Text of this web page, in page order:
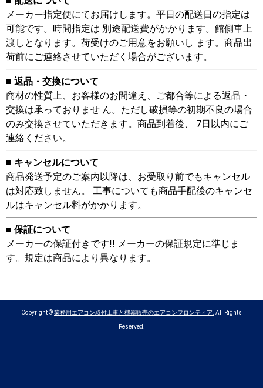
メーカー指定便にてお届けします。平日の配送日の指定は
可能です。時間指定は 別途配送費がかかります。館側車上
渡しとなります。荷受けのご用意をお願いし ます。商品出
荷前にご連絡させていただく場合がございます。
■ 返品・交換について
商材の性質上、お客様のお間違え、ご都合等による返品・
交換は承っておりませ ん。ただし破損等の初期不良の場合
のみ交換させていただきます。商品到着後、 7日以内にご
連絡ください。
■ キャンセルについて
商品発送予定のご案内以降は、お受取り前でもキャンセル
は対応致しません。 工事についても商品手配後のキャンセ
ルはキャンセル料がかかります。
■ 保証について
メーカーの保証付きです!! メーカーの保証規定に準じま
す。規定は商品により異なります。
Copyright ©業務用エアコン取付工事と機器販売のエアコンフロンティア. All Rights
Reserved.